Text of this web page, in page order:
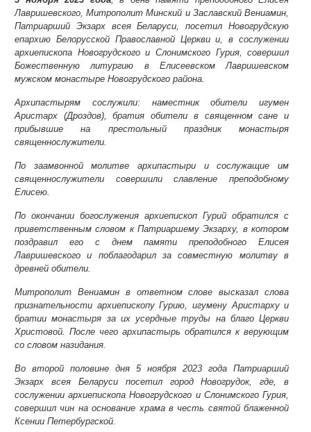
Лавришевского, Митрополит Минский и Заславский Вениамин,
Патриарший Экзарх всея Беларуси, посетил Новогрудскую
епархию Белорусской Православной Церкви и, в сослужении
архиепископа Новогрудского и Слонимского Гурия, совершил
Божественную литургию в Елисеевском Лавришевском
мужском монастыре Новогрудского района.
Архипастырям сослужили: наместник обители игумен
Аристарх (Дроздов), братия обители в священном сане и
прибывшие на престольный праздник монастыря
священнослужители.
По заамвонной молитве архипастыри и сослужащие им
священнослужители совершили славление преподобному
Елисею.
По окончании богослужения архиепископ Гурий обратился с
приветственным словом к Патриаршему Экзарху, в котором
поздравил его с днем памяти преподобного Елисея
Лавришевского и поблагодарил за совместную молитву в
древней обители.
Митрополит Вениамин в ответном слове высказал слова
признательности архиепископу Гурию, игумену Аристарху и
братии монастыря за их усердные труды на благо Церкви
Христовой. После чего архипастырь обратился к верующим
со словом назидания.
Во второй половине дня 5 ноября 2023 года Патриарший
Экзарх всея Беларуси посетил город Новогрудок, где, в
сослужении архиепископа Новогрудского и Слонимского Гурия,
совершил чин на основание храма в честь святой блаженной
Ксении Петербургской.